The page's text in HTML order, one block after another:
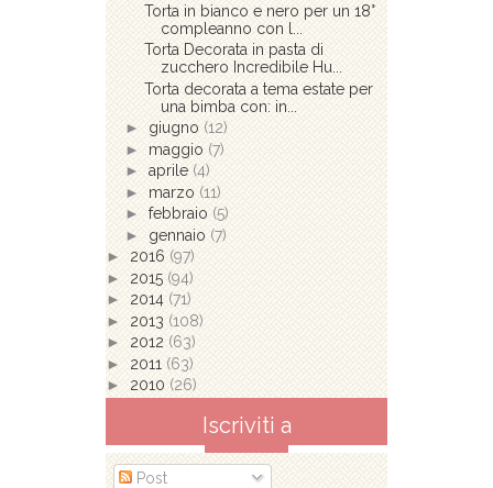
Torta in bianco e nero per un 18°
compleanno con l...
Torta Decorata in pasta di
zucchero Incredibile Hu...
Torta decorata a tema estate per
una bimba con: in...
► giugno (12)
► maggio (7)
► aprile (4)
► marzo (11)
► febbraio (5)
► gennaio (7)
► 2016 (97)
► 2015 (94)
► 2014 (71)
► 2013 (108)
► 2012 (63)
► 2011 (63)
► 2010 (26)
Iscriviti a
Post